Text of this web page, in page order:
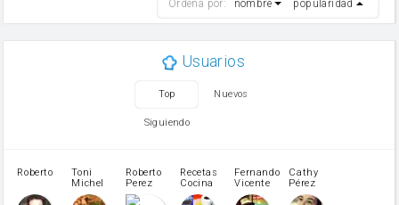
mantequilla
Opcional: Azúcar avainillado
patatas
Ordena por: nombre popularidad
Usuarios
Top Nuevos
Siguiendo
Roberto
Toni
Michel
Caubet
Roberto
Perez
Muñoz
Recetas
Cocina
Fernando
Vicente
Cathy
Pérez